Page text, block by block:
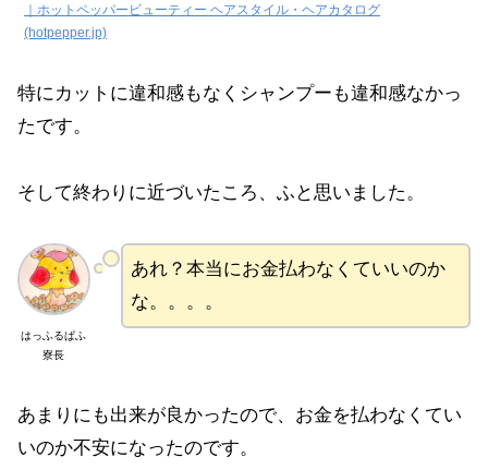
｜ホットペッパービューティー ヘアスタイル・ヘアカタログ
(hotpepper.jp)
特にカットに違和感もなくシャンプーも違和感なかっ
たです。
そして終わりに近づいたころ、ふと思いました。
はっふるぱふ
寮長
あれ？本当にお金払わなくていいのか
な。。。。
あまりにも出来が良かったので、お金を払わなくてい
いのか不安になったのです。